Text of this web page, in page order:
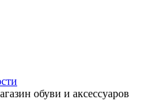
обуви и аксессуаров